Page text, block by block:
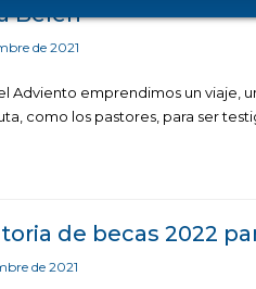
Belén
de 2021
Adviento emprendimos un viaje,
como los pastores, para ser
de becas 2022
de 2021